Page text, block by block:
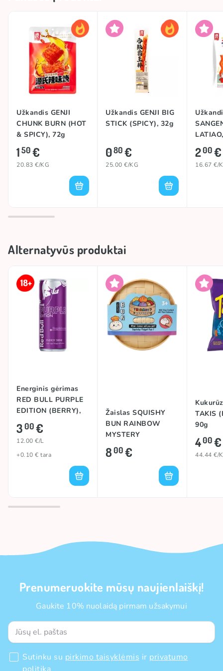
Aštrumas Aštru
Kilmės šalis
Prekės ženklas
Užkandis GENJI
CHUNK BURN (HOT
& SPICY), 72g
150€
20.83 €/KG
Užkandis GENJI BIG
STICK (SPICY), 32g
080€
25.00 €/KG
200€
16.67 €/
Alternatyvūs produktai
Energinis gėrimas
RED BULL PURPLE
EDITION (BERRY),
250ml
300€
12.00 €/L
+0.10 € tara
Žaislas SQUISHY
BUN RAINBOW
MYSTERY
DUMPLING
800€
TAKIS
90g
400€
44.44 €/
Prenumeruokite mūsų naujienlaiškį!
Gaukite 10% nuolaidą pirmam užsakymui
Sutinku su pirkimo taisyklėmis ir privatumo